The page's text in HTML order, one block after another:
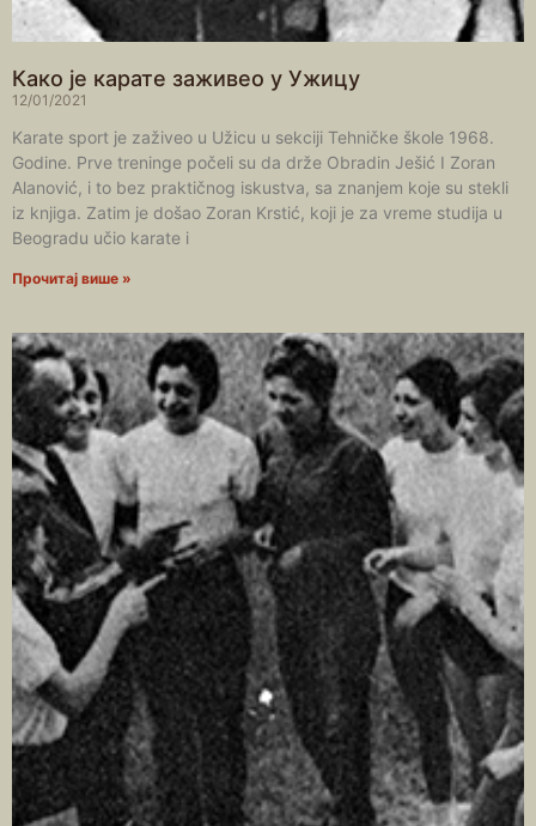
Како је карате заживео у Ужицу
12/01/2021
Karate sport je zaživeo u Užicu u sekciji Tehničke škole 1968.
Godine. Prve treninge počeli su da drže Obradin Ješić I Zoran
Alanović, i to bez praktičnog iskustva, sa znanjem koje su stekli
iz knjiga. Zatim je došao Zoran Krstić, koji je za vreme studija u
Beogradu učio karate i
Прочитај више »